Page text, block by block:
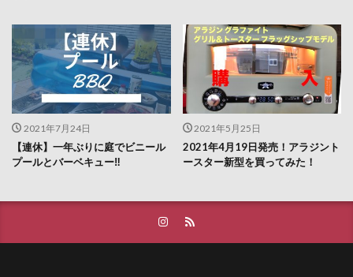
2021年7月24日
【連休】一年ぶりに庭でビニール
プールとバーベキュー‼
2021年5月25日
2021年4月19日発売！アラジント
ースター新型を買ってみた！